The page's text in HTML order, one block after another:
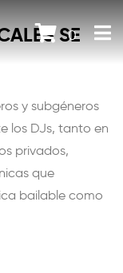
0
SE
y subgéneros
los DJs, tanto en
privados,
que
bailable como